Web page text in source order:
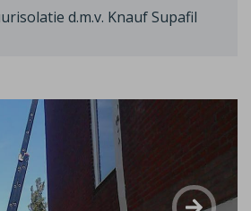
d.m.v. Knauf Supafil